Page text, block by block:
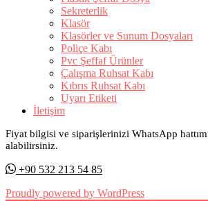
Sekreterlik
Klasör
Klasörler ve Sunum Dosyaları
Poliçe Kabı
Pvc Şeffaf Ürünler
Çalışma Ruhsat Kabı
Kıbrıs Ruhsat Kabı
Uyarı Etiketi
İletişim
Fiyat bilgisi ve siparişlerinizi WhatsApp
alabilirsiniz.
+90 532 213 54 85
Proudly powered by WordPress